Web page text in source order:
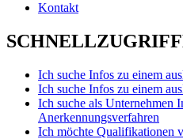
Kontakt
Ich suche Infos zu einem
Ich suche Infos zu einem
Ich suche als Unternehmen
Anerkennungsverfahren
Ich möchte Qualifikationen